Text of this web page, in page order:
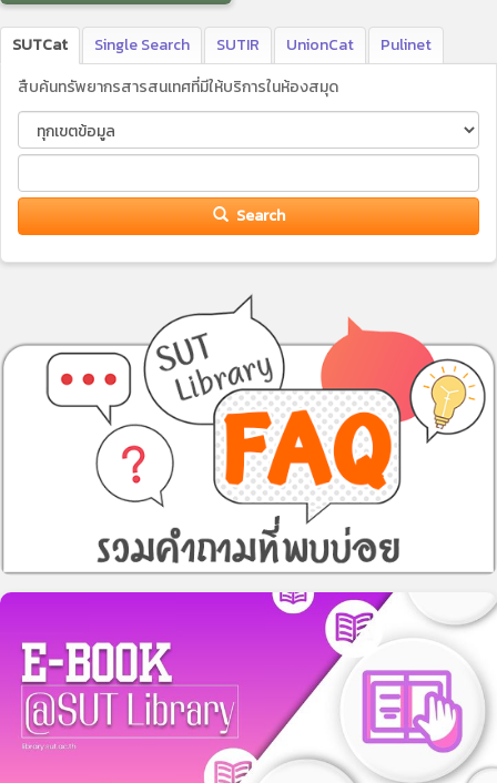
SUTCat Single Search SUTIR UnionCat
Pulinet
สืบค้นทรัพยากรสารสนเทศที่มีให้บริการในห้องสมุด
Search